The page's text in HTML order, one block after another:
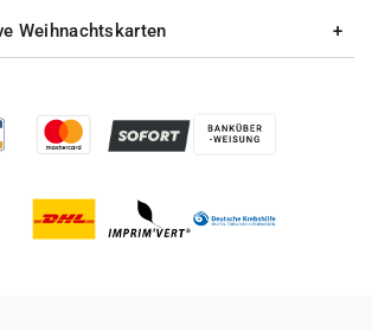
Weihnachtskarten